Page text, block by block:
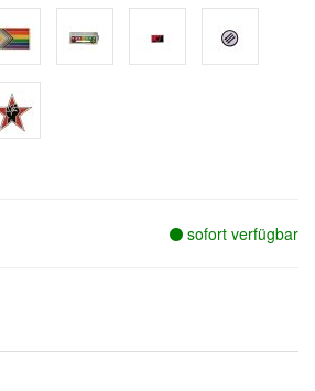
sofort verfügbar